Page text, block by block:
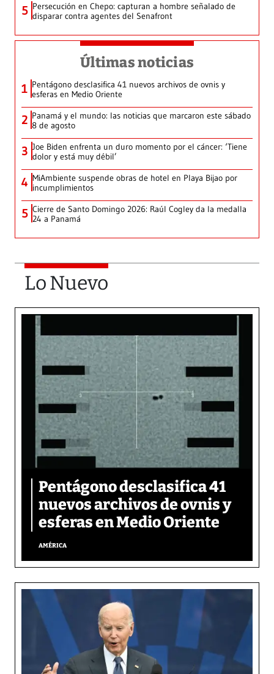
5 Persecución en Chepo: capturan a hombre señalado de
disparar contra agentes del Senafront
Últimas noticias
1 Pentágono desclasifica 41 nuevos archivos de ovnis y
esferas en Medio Oriente
2 Panamá y el mundo: las noticias que marcaron este sábado
8 de agosto
3 Joe Biden enfrenta un duro momento por el cáncer: ‘Tiene
dolor y está muy débil’
4 MiAmbiente suspende obras de hotel en Playa Bijao por
incumplimientos
5 Cierre de Santo Domingo 2026: Raúl Cogley da la medalla
24 a Panamá
Lo Nuevo
Pentágono desclasifica 41
nuevos archivos de ovnis y
esferas en Medio Oriente
AMÉRICA